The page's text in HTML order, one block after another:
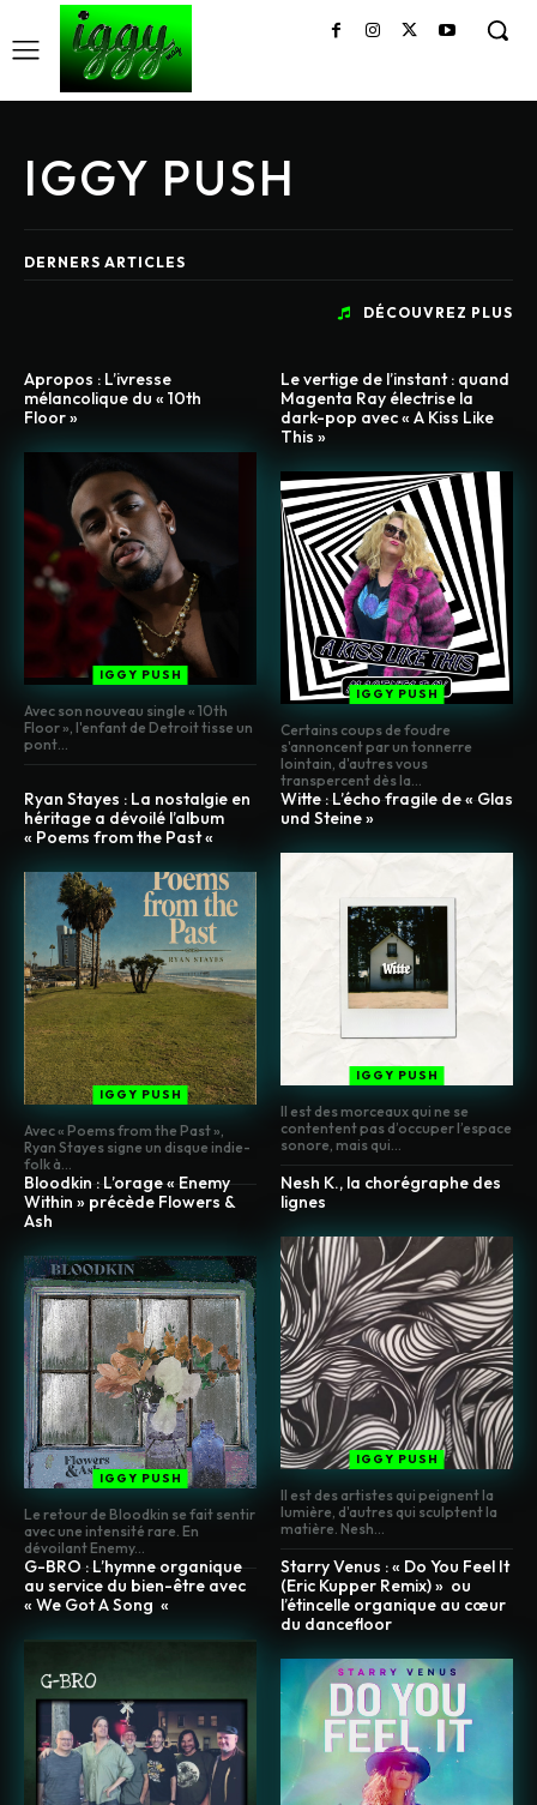
IGGY PUSH
DERNERS ARTICLES
DÉCOUVREZ PLUS
Apropos : L’ivresse
mélancolique du « 10th
Floor »
IGGY PUSH
Avec son nouveau single « 10th
Floor », l'enfant de Detroit tisse un
pont...
Le vertige de l’instant : quand
Magenta Ray électrise la
dark-pop avec « A Kiss Like
This »
IGGY PUSH
Certains coups de foudre
s'annoncent par un tonnerre
lointain, d'autres vous
transpercent dès la...
Ryan Stayes : La nostalgie en
héritage a dévoilé l’album
« Poems from the Past «
IGGY PUSH
Avec « Poems from the Past »,
Ryan Stayes signe un disque indie-
folk à...
Witte : L’écho fragile de « Glas
und Steine »
IGGY PUSH
Il est des morceaux qui ne se
contentent pas d’occuper l’espace
sonore, mais qui...
Bloodkin : L’orage « Enemy
Within » précède Flowers &
Ash
IGGY PUSH
Le retour de Bloodkin se fait sentir
avec une intensité rare. En
dévoilant Enemy...
Nesh K., la chorégraphe des
lignes
IGGY PUSH
Il est des artistes qui peignent la
lumière, d'autres qui sculptent la
matière. Nesh...
G-BRO : L’hymne organique
au service du bien-être avec
« We Got A Song «
Starry Venus : « Do You Feel It
(Eric Kupper Remix) » ou
l’étincelle organique au cœur
du dancefloor